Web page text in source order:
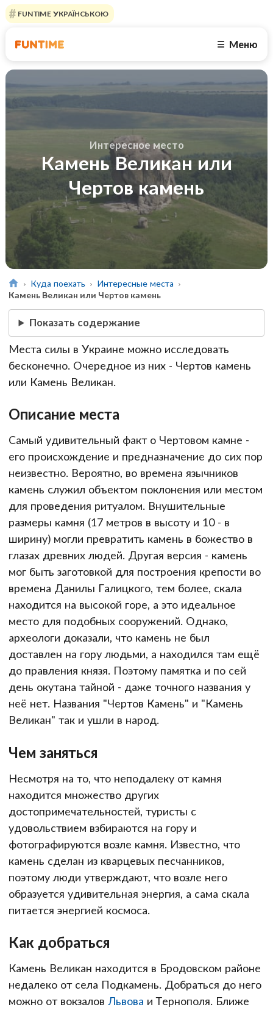
FUNTIME УКРАЇНСЬКОЮ
☰ Меню
Интересное место
Камень Великан или
Чертов камень
Куда поехать
Интересные места
Камень Великан или Чертов камень
Показать содержание
Места силы в Украине можно исследовать
бесконечно. Очередное из них - Чертов камень
или Камень Великан.
Описание места
Самый удивительный факт о Чертовом камне -
его происхождение и предназначение до сих пор
неизвестно. Вероятно, во времена язычников
камень служил объектом поклонения или местом
для проведения ритуалом. Внушительные
размеры камня (17 метров в высоту и 10 - в
ширину) могли превратить камень в божество в
глазах древних людей. Другая версия - камень
мог быть заготовкой для построения крепости во
времена Данилы Галицкого, тем более, скала
находится на высокой горе, а это идеальное
место для подобных сооружений. Однако,
археологи доказали, что камень не был
доставлен на гору людьми, а находился там ещё
до правления князя. Поэтому памятка и по сей
день окутана тайной - даже точного названия у
неё нет. Названия "Чертов Камень" и "Камень
Великан" так и ушли в народ.
Чем заняться
Несмотря на то, что неподалеку от камня
находится множество других
достопримечательностей, туристы с
удовольствием взбираются на гору и
фотографируются возле камня. Известно, что
камень сделан из кварцевых песчанников,
поэтому люди утверждают, что возле него
образуется удивительная энергия, а сама скала
питается энергией космоса.
Как добраться
Камень Великан находится в Бродовском районе
недалеко от села Подкамень. Добраться до него
можно от вокзалов Львова и Тернополя. Ближе